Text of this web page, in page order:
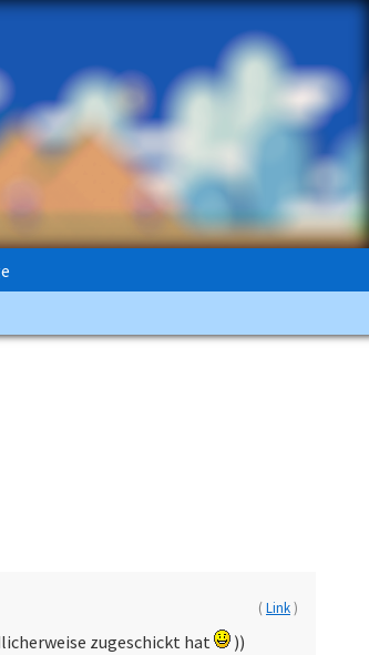
(Link)
zugeschickt hat ))